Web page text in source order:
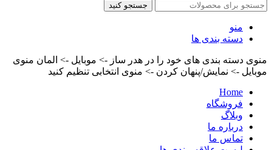
جستجو کنید
منو
دسته بندی ها
منوی دسته بندی های خود را در هدر ساز -> موبایل -> المان منوی
موبایل -> نمایش/پنهان کردن -> منوی انتخابی تنظیم کنید
Home
فروشگاه
وبلاگ
درباره ما
تماس ما